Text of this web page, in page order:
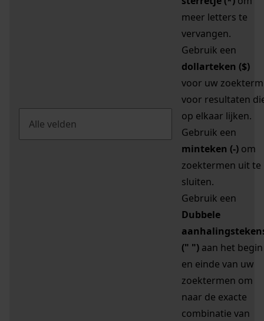
meer letters te
vervangen.
Gebruik een
dollarteken ($)
voor uw zoekterm
voor resultaten
op elkaar lijken.
Gebruik een
minteken (-) om
zoektermen uit te
sluiten.
Gebruik een
Dubbele
(" ") aan het begin
en einde van uw
zoektermen om
naar de exacte
combinatie van